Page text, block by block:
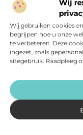
Wij
Wij gebruiken cookies
begrijpen hoe u onze
te verbeteren. Deze
ingezet, zoals
sitegebruik. Raadpleeg
Via het internet is het
...
Computers /